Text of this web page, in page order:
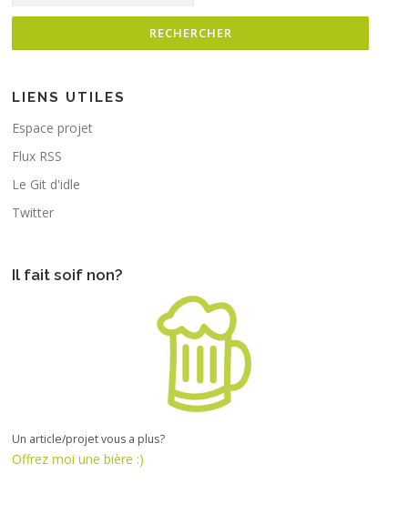
LIENS UTILES
Espace projet
Flux RSS
Le Git d'idle
Twitter
Il fait soif non?
Un article/projet vous a plus?
Offrez moi une bière :)